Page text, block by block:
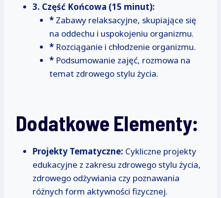
3. Część Końcowa (15 minut):
* Zabawy relaksacyjne, skupiające się
na oddechu i uspokojeniu organizmu.
* Rozciąganie i chłodzenie organizmu.
* Podsumowanie zajęć, rozmowa na
temat zdrowego stylu życia.
Dodatkowe Elementy:
Projekty Tematyczne: Cykliczne projekty
edukacyjne z zakresu zdrowego stylu życia,
zdrowego odżywiania czy poznawania
różnych form aktywności fizycznej.